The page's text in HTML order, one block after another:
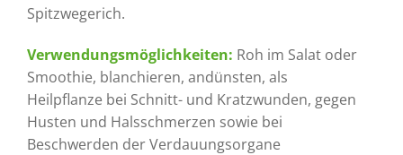
Spitzwegerich.
Verwendungsmöglichkeiten: Roh im Salat oder
Smoothie, blanchieren, andünsten, als
Heilpflanze bei Schnitt- und Kratzwunden, gegen
Husten und Halsschmerzen sowie bei
Beschwerden der Verdauungsorgane